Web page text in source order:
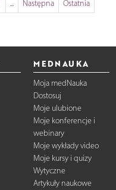
... Następna Ostatnia
MEDNAUKA
Moja medNauka
Dostosuj
Moje ulubione
Moje konferencje i
webinary
Moje wykłady video
Moje kursy i quizy
Wytyczne
Artykuły naukowe